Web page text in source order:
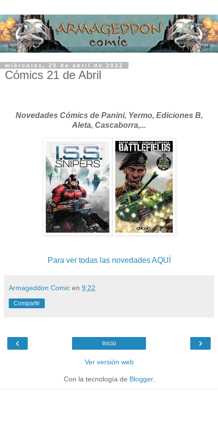
miércoles, 20 de abril de 2022
Cómics 21 de Abril
Novedades Cómics de Panini, Yermo, Ediciones B,
Aleta, Cascaborra,...
Para ver todas las novedades AQUÍ
Armageddon Comic en 9:22
Compartir
‹ ›
Inicio
Ver versión web
Con la tecnología de Blogger.